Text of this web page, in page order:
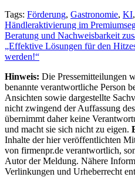
Tags: Förderung, Gastronomie, KI,
Beitragsnavigation
Händleraktivierung im
Beratung und Nachweisbarkeit
„Effektive Lösungen für den
werden!“
Hinweis: Die Pressemitteilungen
benannte verantwortliche Person
Ansichten sowie dargestellte
nicht zwingend der Auffassung
übernimmt daher keine
und macht sie sich nicht zu eigen.
Inhalte der hier veröffentlichten
von firmenpr.de verantwortlich,
Autor der Meldung. Nähere
Verlinkungen und Urheberrecht